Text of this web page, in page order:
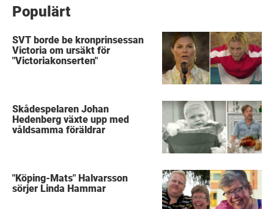
Populärt
SVT borde be kronprinsessan
Victoria om ursäkt för
"Victoriakonserten"
Skådespelaren Johan
Hedenberg växte upp med
våldsamma föräldrar
"Köping-Mats" Halvarsson
sörjer Linda Hammar